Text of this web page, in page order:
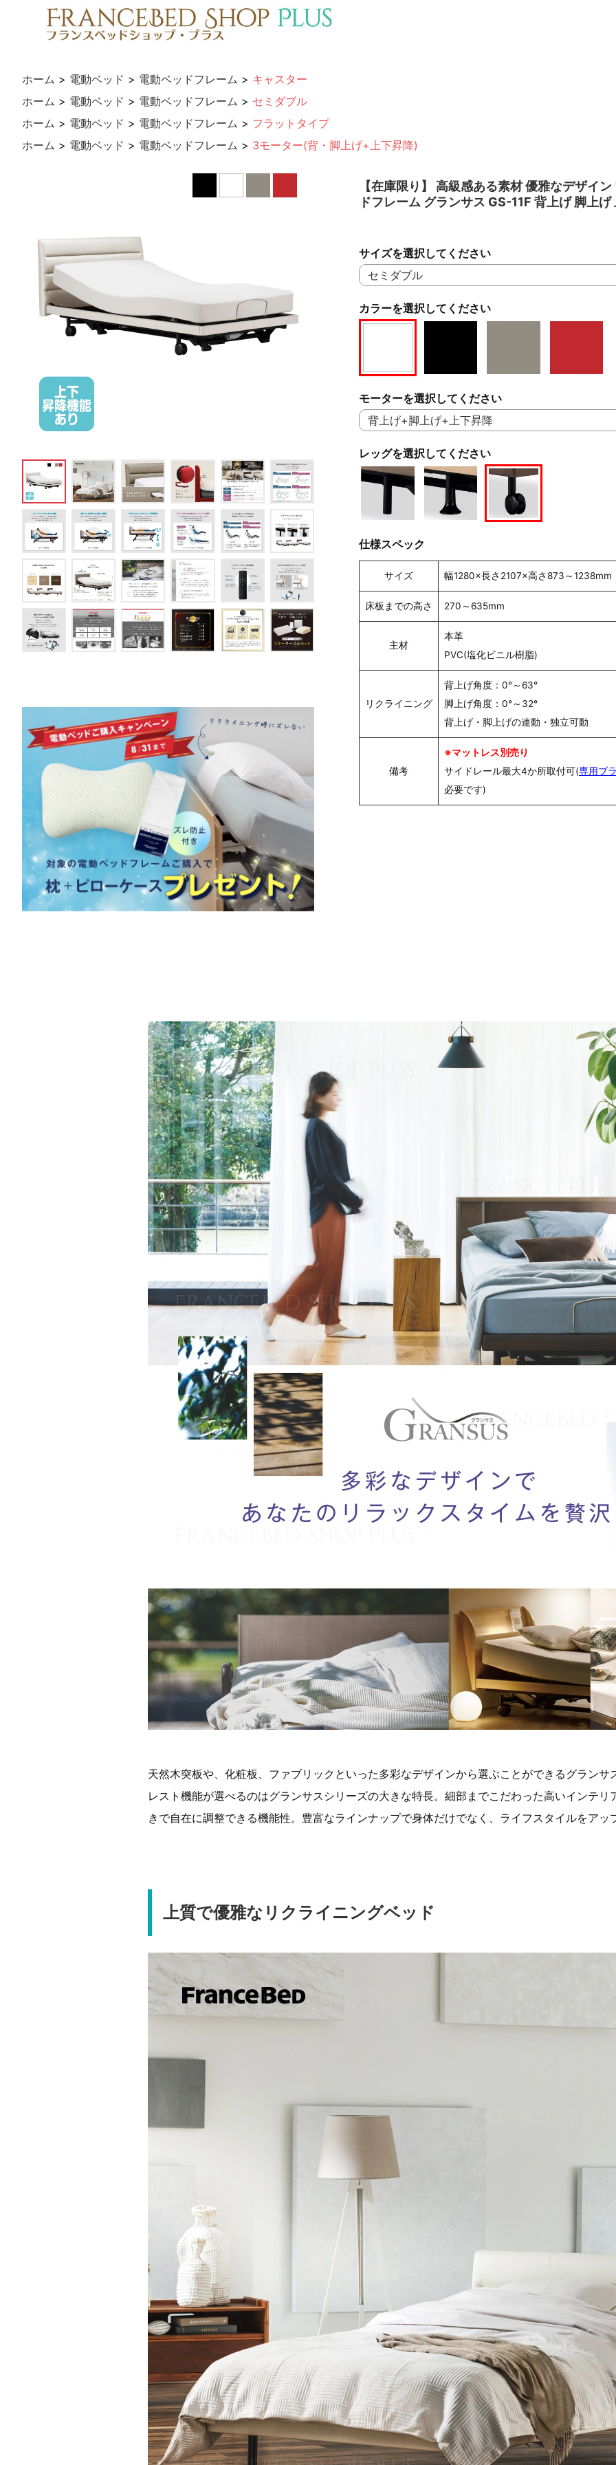
ホーム > 電動ベッド > 電動ベッドフレーム > キャスター
ホーム > 電動ベッド > 電動ベッドフレーム > セミダブル
ホーム > 電動ベッド > 電動ベッドフレーム > フラットタイプ
ホーム > 電動ベッド > 電動ベッドフレーム > 3モーター(背・脚上げ+上下昇降)
【在庫限り】 高級感ある素材 優雅なデザイ
ドフレーム グランサス GS-11F 背上げ 脚上げ
カラーを選択してください
サイズを選択してください
モーターを選択してください
レッグを選択してください
仕様スペック
サイズ 幅1280×長さ2107×高さ873～1238mm
床板までの高さ 270～635mm
主材
本革
PVC(塩化ビニル樹脂)
リクライニング
背上げ角度：0°～63°
脚上げ角度：0°～32°
背上げ・脚上げの連動・独立可動
備考
※マットレス別売り
サイドレール最大4か所取付可(専用ブ
必要です)
天然木突板や、化粧板、ファブリックといった多彩なデザインから選ぶことができるグランサ
レスト機能が選べるのはグランサスシリーズの大きな特長。細部までこだわった高いインテリ
きで自在に調整できる機能性。豊富なラインナップで身体だけでなく、ライフスタイルをアッ
上質で優雅なリクライニングベッド